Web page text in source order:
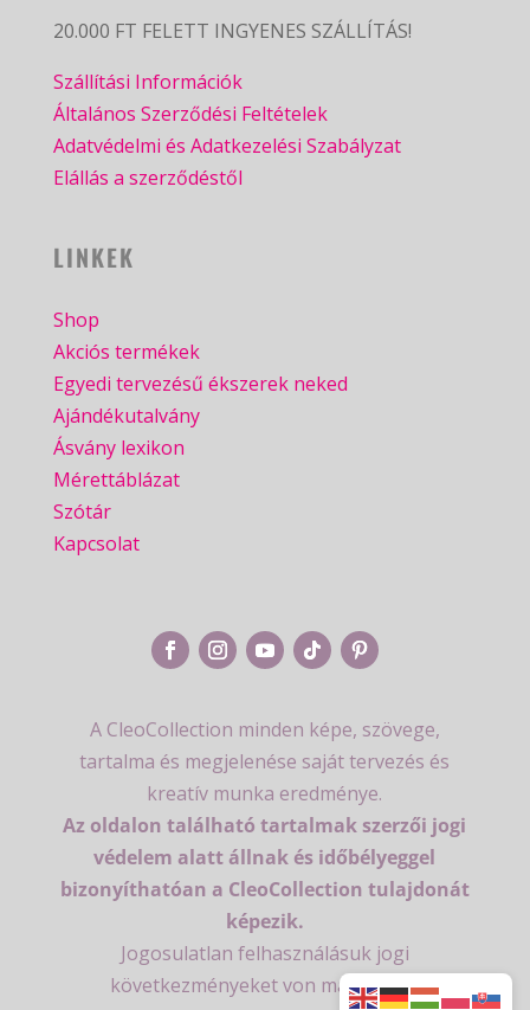
20.000 FT FELETT INGYENES SZÁLLÍTÁS!
Szállítási Információk
Általános Szerződési Feltételek
Adatvédelmi és Adatkezelési Szabályzat
Elállás a szerződéstől
LINKEK
Shop
Akciós termékek
Egyedi tervezésű ékszerek neked
Ajándékutalvány
Ásvány lexikon
Mérettáblázat
Szótár
Kapcsolat
A CleoCollection minden képe, szövege,
tartalma és megjelenése saját tervezés és
kreatív munka eredménye.
Az oldalon található tartalmak szerzői jogi
védelem alatt állnak és időbélyeggel
bizonyíthatóan a CleoCollection tulajdonát
képezik.
Jogosulatlan felhasználásuk jogi
következményeket von maga után.